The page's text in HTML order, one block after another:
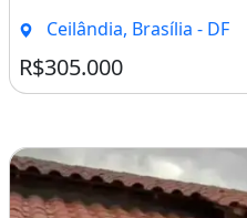
Ceilândia, Brasília - DF
R$305.000